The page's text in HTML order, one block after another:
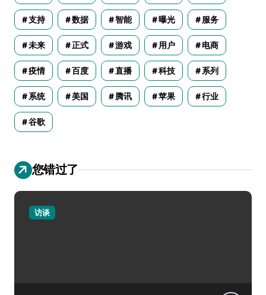
支持 数据 智能 曝光 服务
未来 正式 游戏 用户 电商
疫情 百度 直播 科技 系列
系统 美国 腾讯 苹果 行业
谷歌
您错过了
访谈